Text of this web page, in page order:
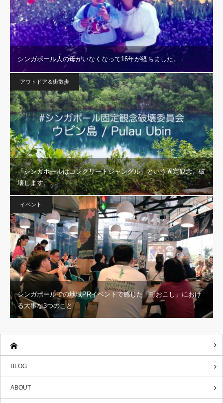
シンガポール人の母がいなくなって16年が経ちました。
アウトドア＆街散歩
「シンガポールはコンクリートジャングル」という固定観念、破
壊します。
イベント
シンガポールでの地域PRイベントで感じた「町おこし」におけ
る大事な3つのこと
BLOG
ABOUT